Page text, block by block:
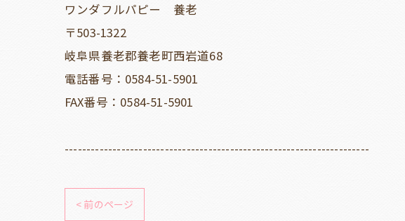
ワンダフルパピー 養老
〒503-1322
岐阜県養老郡養老町西岩道68
電話番号：0584-51-5901
FAX番号：0584-51-5901
----------------------------------------------------------------------
< 前のページ